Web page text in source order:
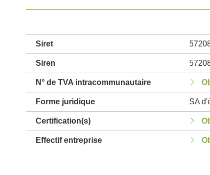
Siret
Siren
N° de TVA intracommunautaire
Forme juridique SA
Certification(s)
Effectif entreprise